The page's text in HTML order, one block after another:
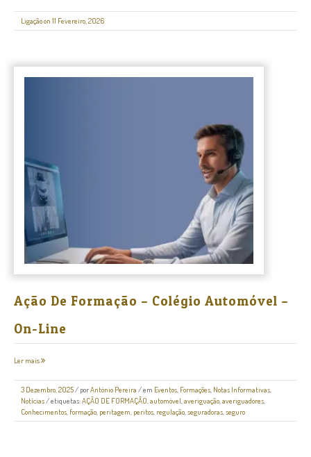
Ligação on 11 Fevereiro, 2026
Ação De Formação – Colégio Automóvel –
On-Line
Ler mais
3 Dezembro, 2025/ porAntónio Pereira / em Eventos, Formações, Notas Informativas,
Notícias/ etiquetas:AÇÃO DE FORMAÇÃO,automóvel,averiguação,averiguadores,
Conhecimentos, formação, peritagem, peritos, regulação,seguradoras,seguro